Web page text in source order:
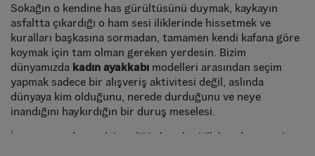
Sokağın o kendine has gürültüsünü duymak, kaykayın
asfaltta çıkardığı o ham sesi iliklerinde hissetmek ve
kuralları başkasına sormadan, tamamen kendi kafana göre
koymak için tam olman gereken yerdesin. Bizim
dünyamızda kadın ayakkabı modelleri arasından seçim
yapmak sadece bir alışveriş aktivitesi değil, aslında
dünyaya kim olduğunu, nerede durduğunu ve neye
inandığını haykırdığın bir duruş meselesi.
İster rampada o çok istediğin hareketi ilk kez denemenin